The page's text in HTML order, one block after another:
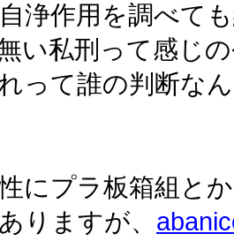
浄作用を調べて
い私刑って感じ
って誰の判断な
にプラ板箱組と
りますが、